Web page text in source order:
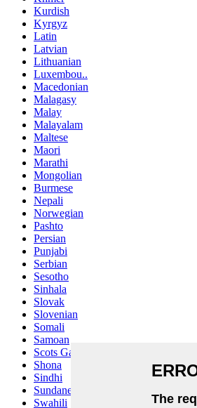
Kurdish
Kyrgyz
Latin
Latvian
Lithuanian
Luxembou..
Macedonian
Malagasy
Malay
Malayalam
Maltese
Maori
Marathi
Mongolian
Burmese
Nepali
Norwegian
Pashto
Persian
Punjabi
Serbian
Sesotho
Sinhala
Slovak
Slovenian
Somali
Samoan
Scots Gaelic
Shona
Sindhi
Sundanese
Swahili